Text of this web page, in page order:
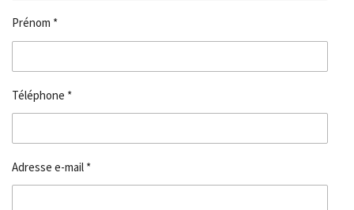
Prénom *
Téléphone *
Adresse e-mail *